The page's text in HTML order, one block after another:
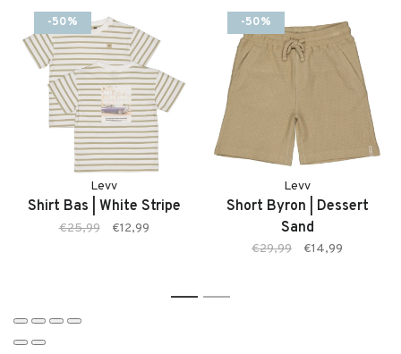
en eenvoudig te combineren met een jeans, jogger of short.
Specificaties:
– Materiaal: 100% katoen
Productdetails:
– Merk: LEVV
– Productnaam: Sweater
– Kleur: Dessert Sand
– Type: Sweater
-50%
Levv
Shirt Bas | White Stripe
€25,99 €12,99
-50%
Levv
Short Byron | Dessert
Sand
€29,99 €14,99
1 2